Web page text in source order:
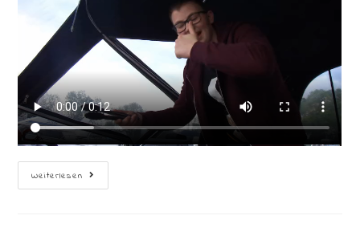
Weiterlesen Mittellandkanal